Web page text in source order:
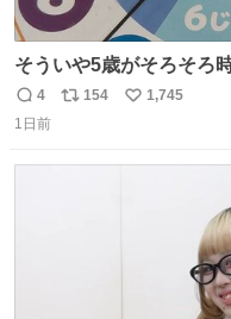
そういや5歳がそろそろ
円で作れる知育時計作っ
う先人！
返
信
4
リ
154
い
1,745
1日前